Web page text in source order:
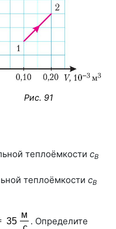
Рис. 91
теплоёмкости сВ
теплоёмкости сВ
. Определите